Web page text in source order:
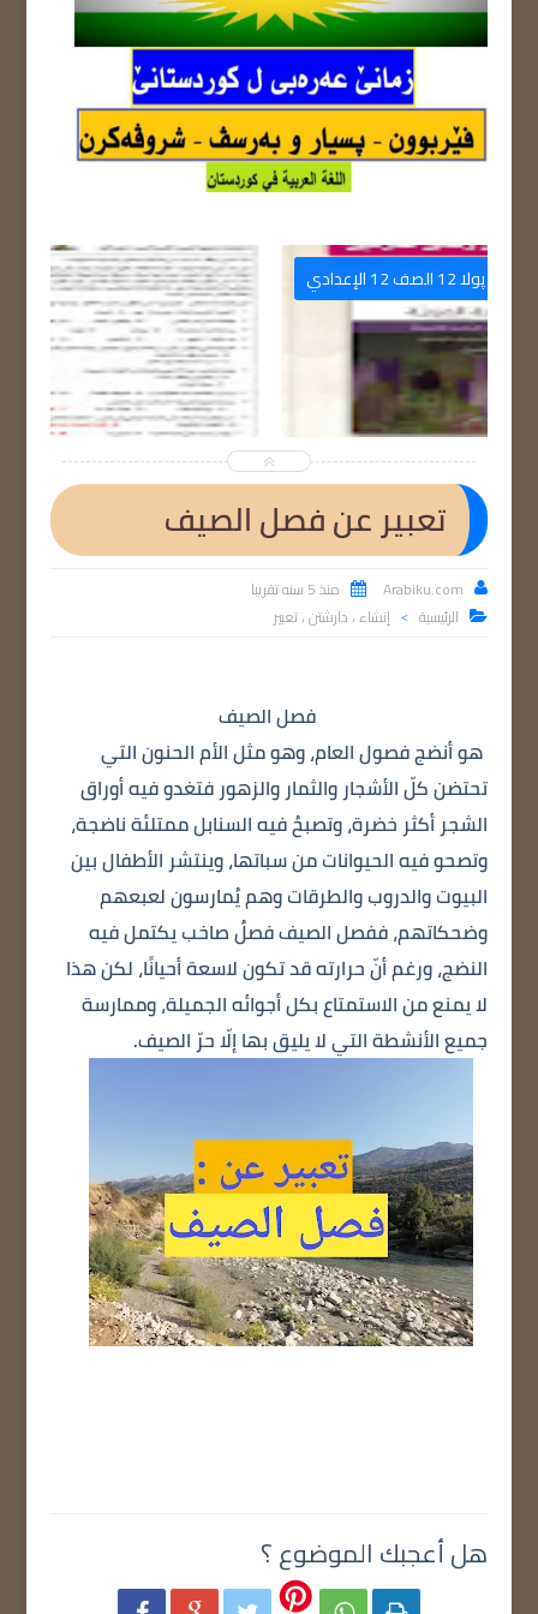
پولا 12 الصف 12 الإعدادي
تعبير عن فصل الصيف

Arabiku.com
 منذ 5 سنه تقريبا
 الرئيسية > إنشاء ، دارشتن ، تعبير
فصل الصيف
هو أنضج فصول العام، وهو مثل الأم الحنون التي
تحتضن كلّ الأشجار والثمار والزهور فتغدو فيه أوراق
الشجر أكثر خضرة، وتصبحُ فيه السنابل ممتلئة ناضجة،
وتصحو فيه الحيوانات من سباتها، وينتشر الأطفال بين
البيوت والدروب والطرقات وهم يُمارسون لعبعهم
وضحكاتهم، ففصل الصيف فصلٌ صاخب يكتمل فيه
النضج، ورغم أنّ حرارته قد تكون لاسعة أحيانًا، لكن هذا
لا يمنع من الاستمتاع بكل أجوائه الجميلة، وممارسة
جميع الأنشطة التي لا يليق بها إلّا حرّ الصيف.
هل أعجبك الموضوع ؟